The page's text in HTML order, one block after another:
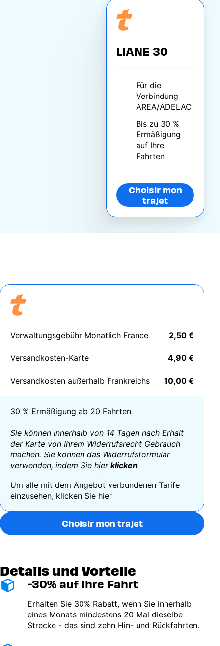
LIANE 30
Für die
Verbindung
AREA/ADELAC
Bis zu 30 %
Ermäßigung
auf Ihre
Fahrten
Choisir mon
trajet
Verwaltungsgebühr Monatlich France 2,50 €
Versandkosten-Karte 4,90 €
Versandkosten außerhalb Frankreichs 10,00 €
30 % Ermäßigung ab 20 Fahrten
Sie können innerhalb von 14 Tagen nach Erhalt
der Karte von Ihrem Widerrufsrecht Gebrauch
machen. Sie können das Widerrufsformular
verwenden, indem Sie hier klicken
Um alle mit dem Angebot verbundenen Tarife
einzusehen, klicken Sie hier
Choisir mon trajet
Details und Vorteile
Image -30% auf Ihre Fahrt
Erhalten Sie 30% Rabatt, wenn Sie innerhalb
eines Monats mindestens 20 Mal dieselbe
Strecke - das sind zehn Hin- und Rückfahrten.